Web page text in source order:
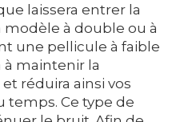
laissera entrer la
à double ou à
une pellicule à faible
à maintenir la
réduira ainsi vos
temps. Ce type de